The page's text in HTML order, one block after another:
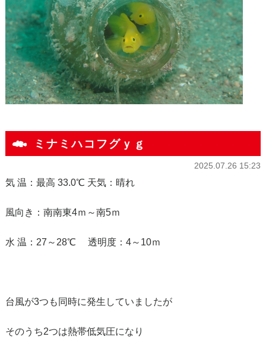
ミナミハコフグｙｇ
2025.07.26 15:23
気 温：最高 33.0℃ 天気：晴れ
風向き：南南東4ｍ～南5ｍ
水 温：27～28℃ 透明度：4～10ｍ
台風が3つも同時に発生していましたが
そのうち2つは熱帯低気圧になり